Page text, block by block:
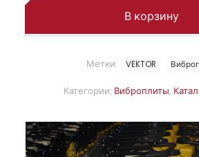
В корзину
Категории: Виброплиты,
Метки: VEKTOR